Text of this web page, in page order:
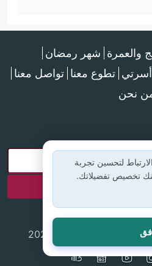
والعمرة شهر رمضان
تطوع معنا تواصل معنا
نحن
إسلام أون لاين © 2025
لتحسين تجربة
تخصيص تفضيلاتك.